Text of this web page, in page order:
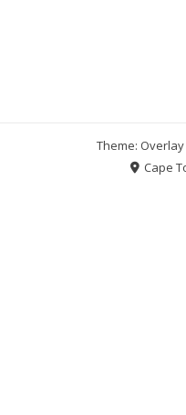
Theme:
Cape